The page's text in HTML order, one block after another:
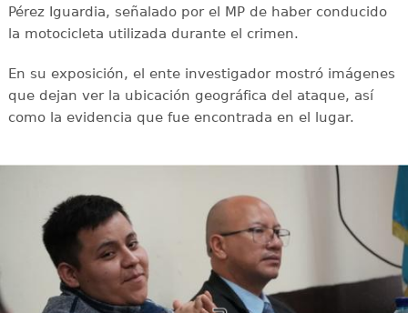
Pérez Iguardia, señalado por el MP de haber conducido
la motocicleta utilizada durante el crimen.
En su exposición, el ente investigador mostró imágenes
que dejan ver la ubicación geográfica del ataque, así
como la evidencia que fue encontrada en el lugar.